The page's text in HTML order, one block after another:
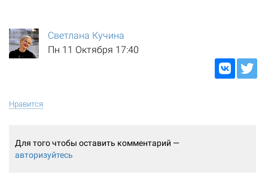
Светлана Кучина
Пн 11 Октября 17:40
Нравится
Для того чтобы оставить комментарий —
авторизуйтесь